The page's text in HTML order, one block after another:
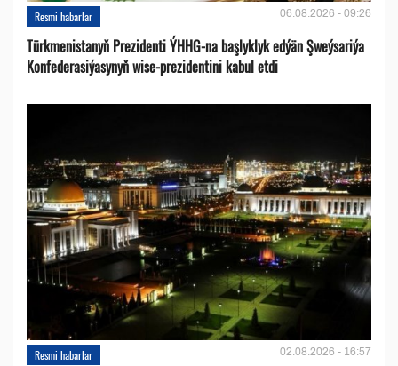
Resmi habarlar 06.08.2026 - 09:26
Türkmenistanyň Prezidenti ÝHHG-na başlyklyk edýän Şweýsariýa
Konfederasiýasynyň wise-prezidentini kabul etdi
Resmi habarlar 02.08.2026 - 16:57